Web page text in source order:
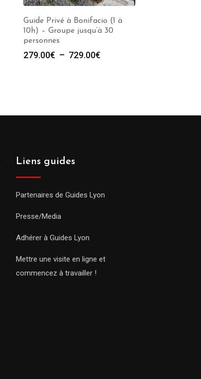
Guide Privé à Bonifacio (1 à
10h) – Groupe jusqu’à 30
personnes
279.00€ – 729.00€
Liens guides
Partenaires de Guides Lyon
Presse/Media
Adhérer à Guides Lyon
Mettre une visite en ligne et
commencez à travailler !